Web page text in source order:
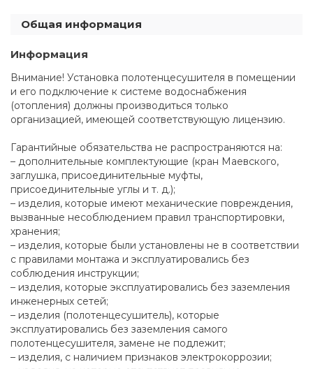
Общая информация
Информация
Внимание! Установка полотенцесушителя в помещении
и его подключение к системе водоснабжения
(отопления) должны производиться только
организацией, имеющей соответствующую лицензию.
Гарантийные обязательства не распространяются на:
– дополнительные комплектующие (кран Маевского,
заглушка, присоединительные муфты,
присоединительные углы и т. д.);
– изделия, которые имеют механические повреждения,
вызванные несоблюдением правил транспортировки,
хранения;
– изделия, которые были установлены не в соответствии
с правилами монтажа и эксплуатировались без
соблюдения инструкции;
– изделия, которые эксплуатировались без заземления
инженерных сетей;
– изделия (полотенцесушитель), которые
эксплуатировались без заземления самого
полотенцесушителя, замене не подлежит;
– изделия, с наличием признаков электрокоррозии;